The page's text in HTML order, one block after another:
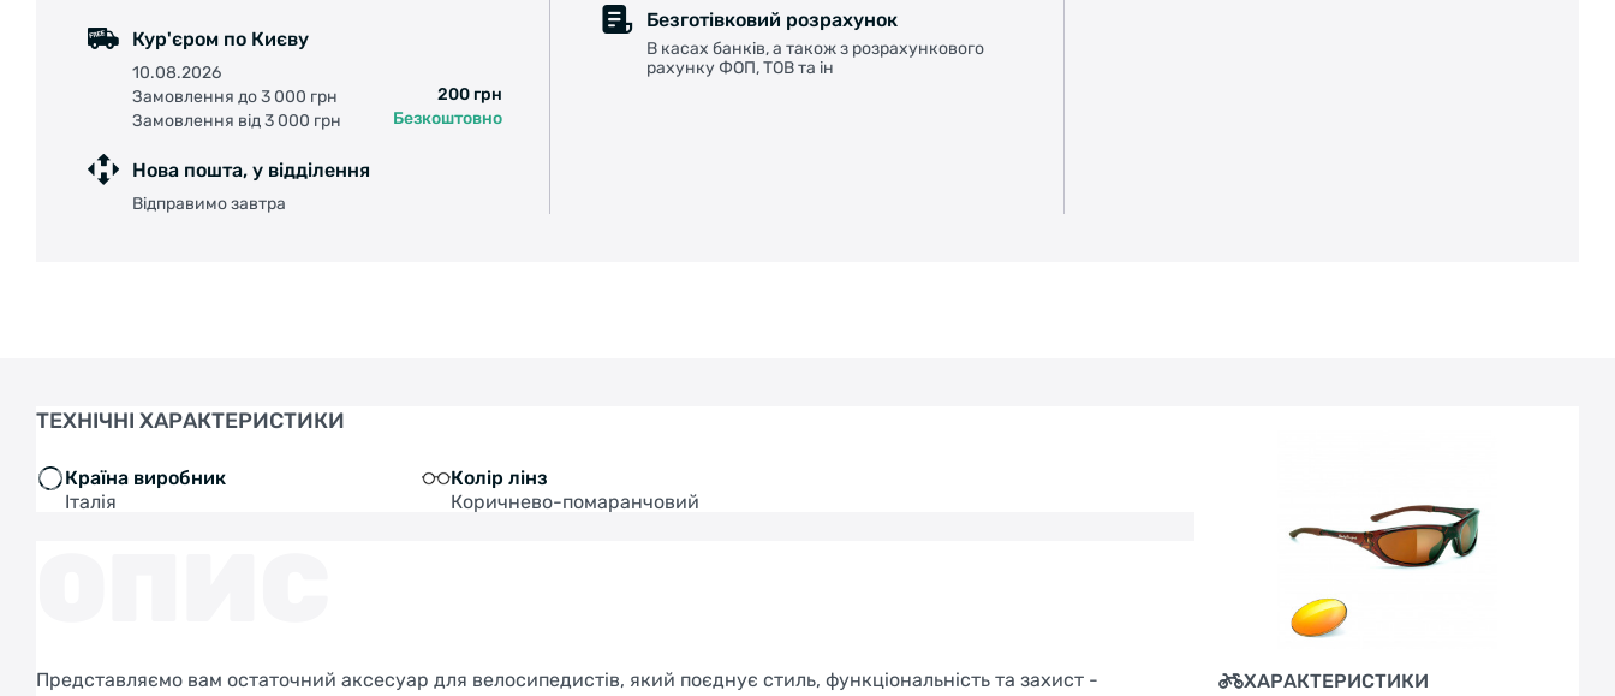
Кур'єром по Києву
10.08.2026
Замовлення до 3 000 грн
200 грн
Замовлення від 3 000 грн
Безкоштовно
Нова пошта, у відділення
Відправимо завтра
Безготівковий розрахунок
В касах банків, а також з розрахункового
рахунку ФОП, ТОВ та ін
ТЕХНІЧНІ ХАРАКТЕРИСТИКИ
Країна виробник
Італія
Колір лінз
Коричнево-помаранчовий
Представляємо вам остаточний аксесуар для велосипедистів, який поєднує стиль, функціональність та захист -
ХАРАКТЕРИСТИКИ